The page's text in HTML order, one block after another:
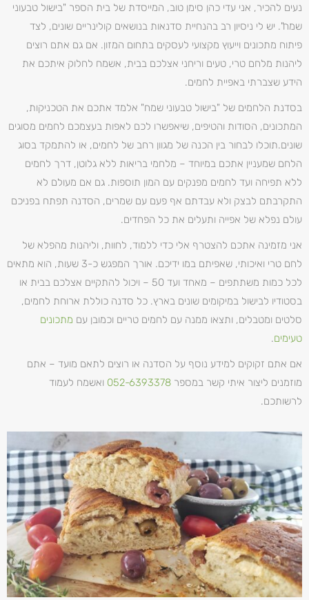
נעים להכיר, אני עדי כהן סימן טוב, המייסדת של בית הספר "בישול טבעוני
שמח". יש לי ניסיון רב בהנחיית סדנאות בנושאים קולינריים שונים, לצד
פיתוח מתכונים וייעוץ מקצועי לעסקים בתחום המזון. אם גם אתם רוצים
ליהנות מלחם טרי, טעים וריחני אצלכם בבית, אשמח לחלוק איתכם את
הידע שצברתי באפיית לחמים.
בסדנת הלחמים של "בישול טבעוני שמח" אלמד אתכם את הטכניקות,
המתכונים, הסודות והטיפים, שיאפשרו לכם לאפות בעצמכם לחמים מסוגים
שונים.תוכלו לבחור בין הכנה של מגוון רחב של לחמים, או להתמקד בסוג
הלחם שמעניין אתכם במיוחד – מלחמי בריאות ללא גלוטן, דרך לחמים
ללא תפיחה ועד לחמים מפנקים עם המון תוספות. גם אם מעולם לא
התקרבתם לבצק ולא עבדתם אף פעם עם שמרים, הסדנה תפתח בפניכם
עולם נפלא של אפייה ותעלים את כל הפחדים.
אני מזמינה אתכם להצטרף אלי כדי ללמוד, לחוות, וליהנות מהפלא של
לחם טרי ואיכותי, שאפיתם במו ידיכם. אורך המפגש כ-3 שעות, הוא מתאים
לכל כמות משתתפים – מאחד ועד 50 – ויכול להתקיים אצלכם בבית או
בסטודיו לבישול במיקומים שונים בארץ. כל סדנה כוללת ארוחת לחמים,
סלטים ומטבלים, ותצאו ממנה עם לחמים טריים וכמובן עם מתכונים
טעימים.
אם אתם זקוקים למידע נוסף על הסדנה או רוצים לתאם מועד – אתם
מוזמנים ליצור איתי קשר במספר 052-6393378 ואשמח לעמוד
לרשותכם.